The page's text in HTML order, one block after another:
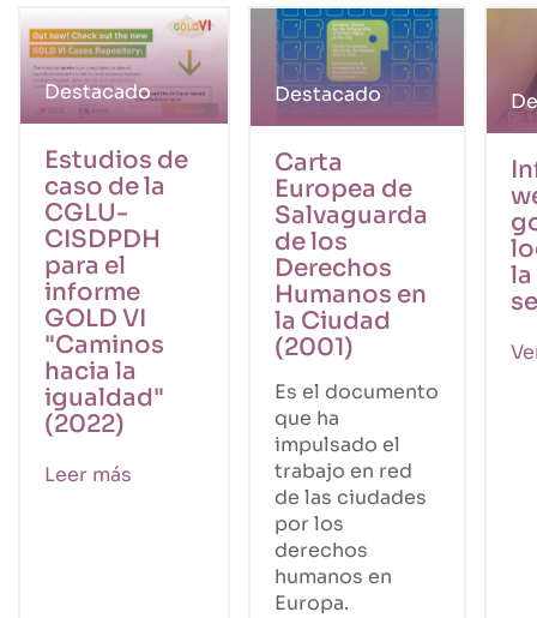
Destacado
Estudios de
caso de la
CGLU-
CISDPDH
para el
informe
GOLD VI
"Caminos
hacia la
igualdad"
(2022)
Leer más
Destacado
Carta
Europea de
Salvaguarda
de los
Derechos
Humanos en
la Ciudad
(2001)
Es el documento
que ha
impulsado el
trabajo en red
de las ciudades
por los
derechos
humanos en
Europa.